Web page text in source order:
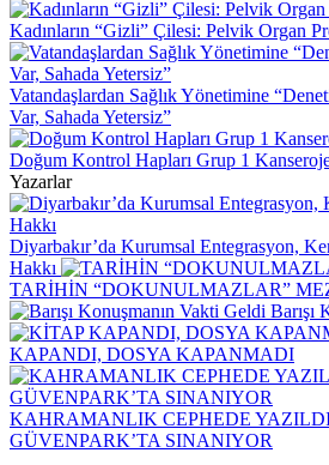
Kadınların “Gizli” Çilesi: Pelvik Organ
Vatandaşlardan Sağlık Yönetimine
Var, Sahada Yetersiz”
Doğum Kontrol Hapları Grup 1
Yazarlar
Diyarbakır’da Kurumsal Entegrasyon,
Hakkı
TARİHİN “DOKUNULMAZLAR”
Barışı
KAPANDI, DOSYA KAPANMADI
KAHRAMANLIK CEPHEDE
GÜVENPARK’TA SINANIYOR